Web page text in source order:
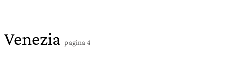
Venezia pagina 4